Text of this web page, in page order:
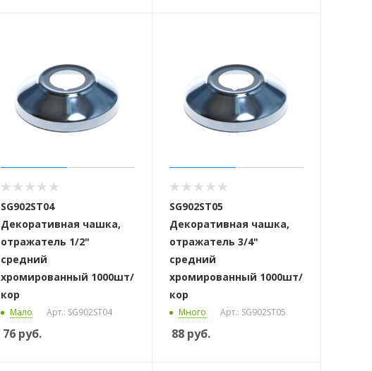
SG902ST04
Декоративная чашка,
отражатель 1/2"
средний
хромированный 1000шт/
кор
Мало Арт.: SG902ST04
76руб.
SG902ST05
Декоративная чашка,
отражатель 3/4"
средний
хромированный 1000шт/
кор
Много Арт.: SG902ST05
88руб.